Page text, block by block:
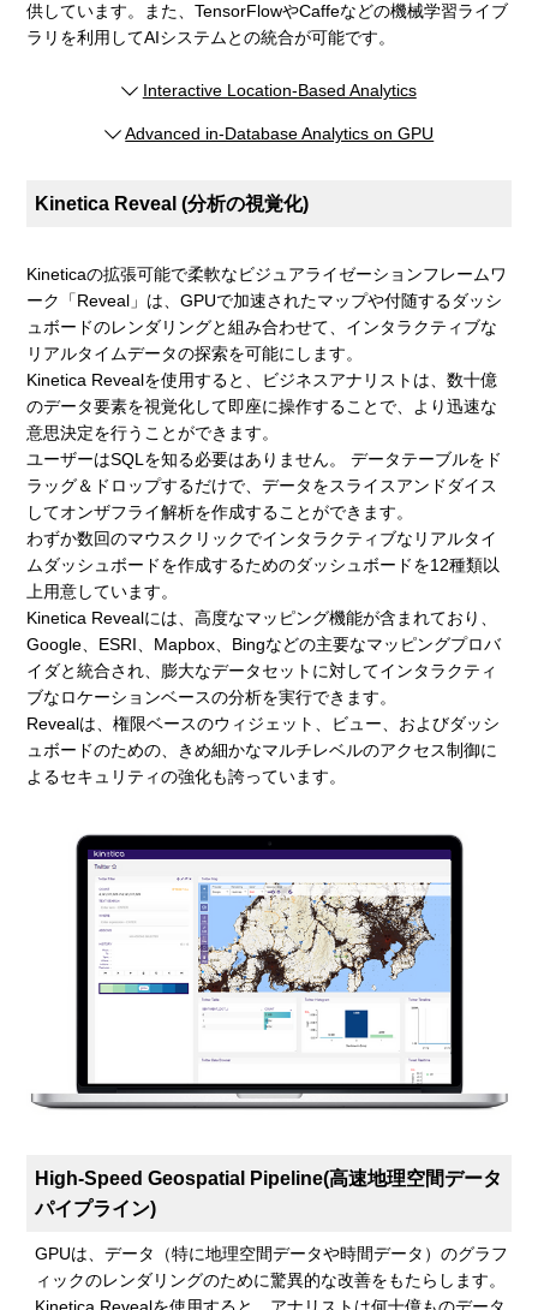
供しています。また、TensorFlowやCaffeなどの機械学習ライブ
ラリを利用してAIシステムとの統合が可能です。
Interactive Location-Based Analytics
Advanced in-Database Analytics on GPU
Kinetica Reveal (分析の視覚化)
Kineticaの拡張可能で柔軟なビジュアライゼーションフレームワ
ーク「Reveal」は、GPUで加速されたマップや付随するダッシ
ュボードのレンダリングと組み合わせて、インタラクティブな
リアルタイムデータの探索を可能にします。
Kinetica Revealを使用すると、ビジネスアナリストは、数十億
のデータ要素を視覚化して即座に操作することで、より迅速な
意思決定を行うことができます。
ユーザーはSQLを知る必要はありません。 データテーブルをド
ラッグ＆ドロップするだけで、データをスライスアンドダイス
してオンザフライ解析を作成することができます。
わずか数回のマウスクリックでインタラクティブなリアルタイ
ムダッシュボードを作成するためのダッシュボードを12種類以
上用意しています。
Kinetica Revealには、高度なマッピング機能が含まれており、
Google、ESRI、Mapbox、Bingなどの主要なマッピングプロバ
イダと統合され、膨大なデータセットに対してインタラクティ
ブなロケーションベースの分析を実行できます。
Revealは、権限ベースのウィジェット、ビュー、およびダッシ
ュボードのための、きめ細かなマルチレベルのアクセス制御に
よるセキュリティの強化も誇っています。
High-Speed Geospatial Pipeline(高速地理空間データ
パイプライン)
GPUは、データ（特に地理空間データや時間データ）のグラフ
ィックのレンダリングのために驚異的な改善をもたらします。